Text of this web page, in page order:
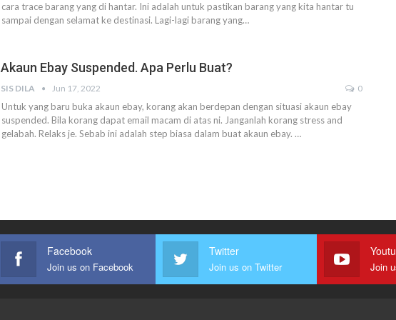
cara trace barang yang di hantar. Ini adalah untuk pastikan barang yang kita hantar tu
sampai dengan selamat ke destinasi. Lagi-lagi barang yang…
Akaun Ebay Suspended. Apa Perlu Buat?
SIS DILA Jun 17, 2022 0
Untuk yang baru buka akaun ebay, korang akan berdepan dengan situasi akaun ebay
suspended. Bila korang dapat email macam di atas ni. Janganlah korang stress and
gelabah. Relaks je. Sebab ini adalah step biasa dalam buat akaun ebay. …
Facebook
Join us on Facebook
Twitter
Join us on Twitter Join